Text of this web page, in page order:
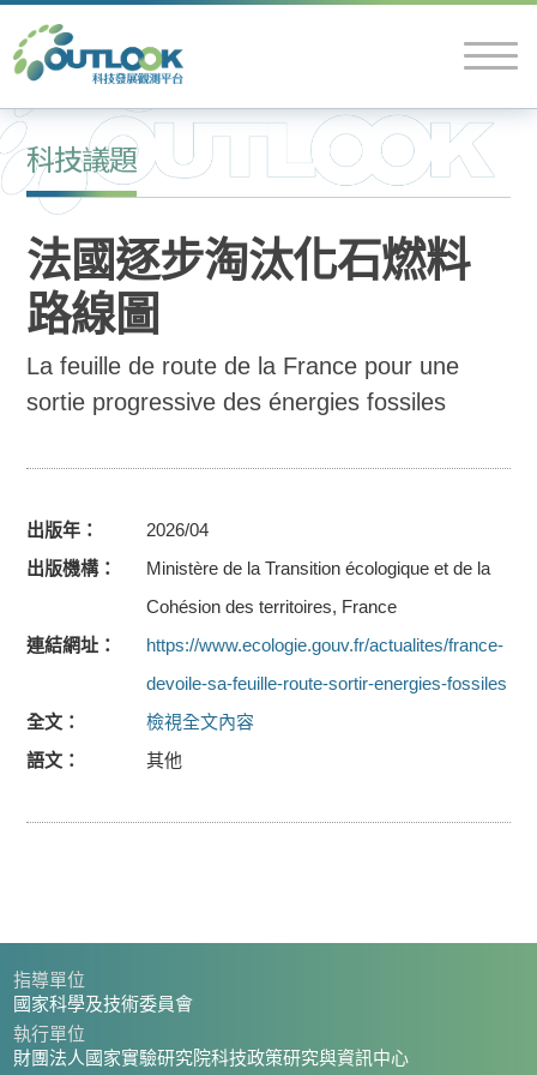
科技議題
法國逐步淘汰化石燃料
路線圖
La feuille de route de la France pour une
sortie progressive des énergies fossiles
出版年
2026/04
出版機構
Ministère de la Transition écologique et de la
Cohésion des territoires, France
連結網址
https://www.ecologie.gouv.fr/actualites/france-
devoile-sa-feuille-route-sortir-energies-fossiles
全文
檢視全文內容
語文
其他
指導單位
國家科學及技術委員會
執行單位
財團法人國家實驗研究院科技政策研究與資訊中心